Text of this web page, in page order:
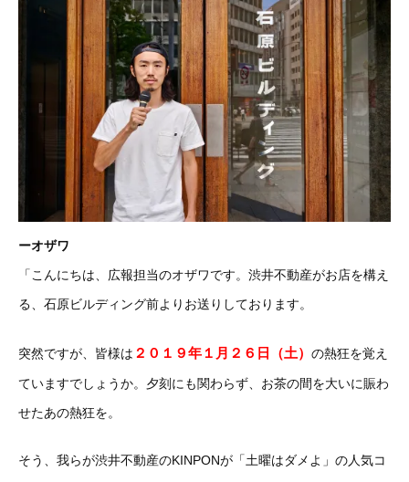
ーオザワ
「こんにちは、広報担当のオザワです。渋井不動産がお店を構え
る、石原ビルディング前よりお送りしております。
突然ですが、皆様は ２０１９年１月２６日（土） の熱狂を覚え
ていますでしょうか。夕刻にも関わらず、お茶の間を大いに賑わ
せたあの熱狂を。
そう、我らが渋井不動産のKINPONが「土曜はダメよ」の人気コ